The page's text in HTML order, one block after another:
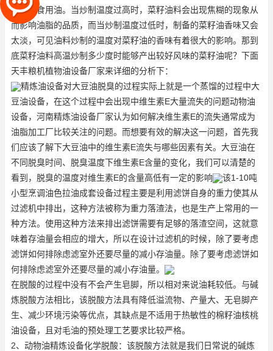
出浓香食用油。当炒制温度过高时，菜籽油料会出现焦糊的现象从
而影响油脂的品质，而当炒制温度过低时，制备的菜籽油香味又会
太淡，可见油料炒制的温度对菜籽油的香味有着很大的影响。那到
底菜籽油料高温炒制多少度时能够产出较好风味的菜籽油呢？下面
天丰粮机植物油设备厂家来详细的分析下：
精炼油设备对大豆油脱臭的过程实际上就是一个蒸馏的过程中大
豆油设备，在这个过程中会出现中维生素E大量流失的问题动物油
设备，河南精炼油设备厂家认为如何解决维生素E的流失通常成为
油脂加工厂比较关注的问题。而想要有效的解决这一问题，首先我
们应该了解下大豆油中的维生素E流失与哪些因素有关。大豆油在
不同脱臭时间、脱臭温度下维生素E含量的变化，我们可以清楚的
看到，脱臭的温度对维生素E的含量高低有一定的影响
该1-10吨
小型烹调油色拉油成套设备过程主要是利用滤饼自身的重力使其从
过滤机中排出，这种方法被称为重力落渣法，也是生产上常用的一
种方法。使用这种方法来排出滤饼需要有足够的落渣空间，这就意
味着存油量会相应的增大，所以在设计过滤机的时候，除了要考虑
滤饼如何排除虑滤室外还要尽量的减小存油量。除了要考虑滤饼如
何排除虑滤室外还要尽量的减小存油量。
在脱酸的过程中没有不会产生皂脚，所以相对来说油耗较低。与碱
炼脱酸方法相比，该脱酸方法具有降低溢流物、产量大、无皂脚产
生、减少环境污染等优点，其缺点是不适用于热敏性的棉籽油核桃
油设备，且对毛油的预处理工艺要求比较严格。
2、动物油精炼设备化学脱酸：该脱酸方法就是我们日常说的碱炼